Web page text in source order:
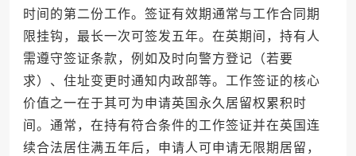
时间的第二份工作。签证有效期通常与工作合同期
限挂钩，最长一次可签发五年。在英期间，持有人
需遵守签证条款，例如及时向警方登记（若要
求）、住址变更时通知内政部等。工作签证的核心
价值之一在于其可为申请英国永久居留权累积时
间。通常，在持有符合条件的工作签证并在英国连
续合法居住满五年后，申请人可申请无限期居留，